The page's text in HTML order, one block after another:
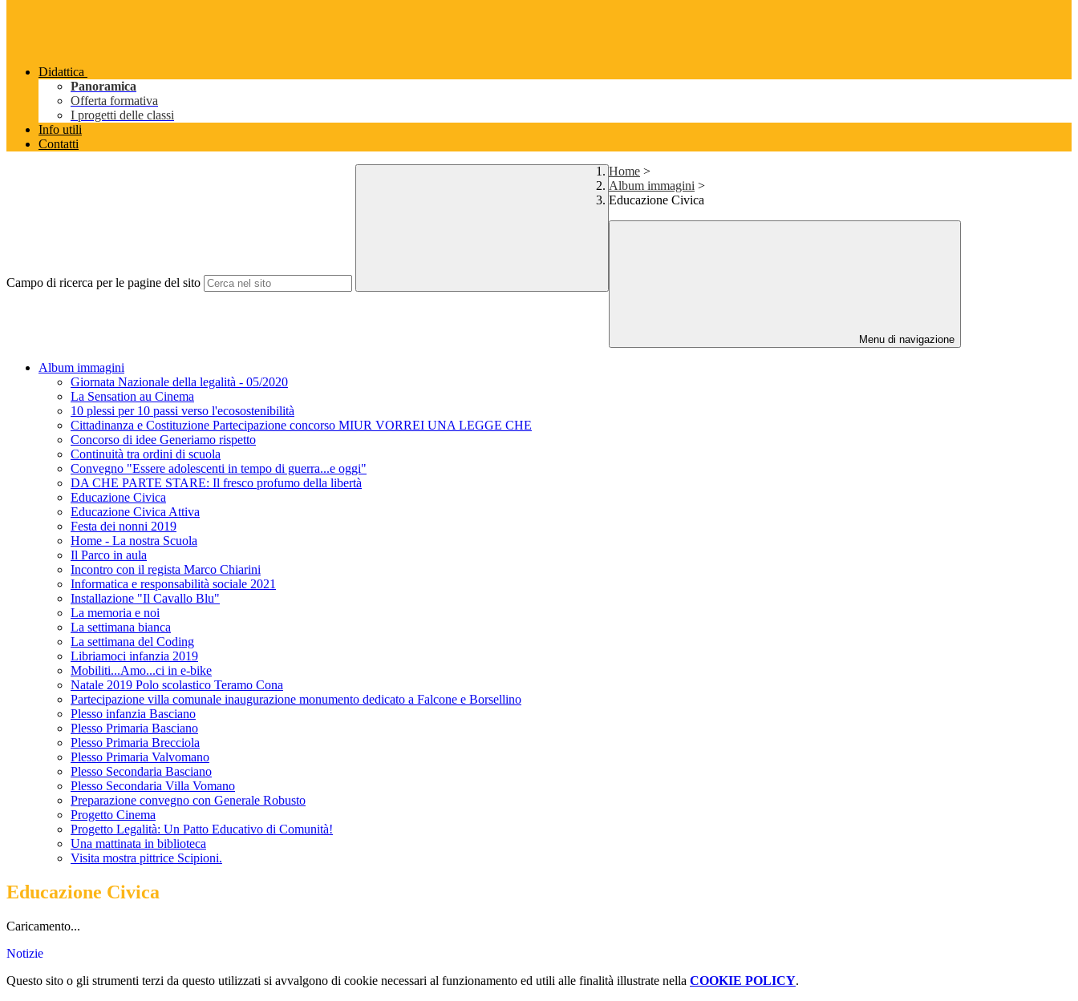
Didattica
Panoramica
Offerta formativa
I progetti delle classi
Info utili
Contatti
Campo di ricerca per le pagine del sito
Home >
Album immagini >
Educazione Civica
Menu di navigazione
Album immagini
Giornata Nazionale della legalità - 05/2020
La Sensation au Cinema
10 plessi per 10 passi verso l'ecosostenibilità
Cittadinanza e Costituzione Partecipazione concorso MIUR VORREI UNA LEGGE CHE
Concorso di idee Generiamo rispetto
Continuità tra ordini di scuola
Convegno "Essere adolescenti in tempo di guerra...e oggi"
DA CHE PARTE STARE: Il fresco profumo della libertà
Educazione Civica
Educazione Civica Attiva
Festa dei nonni 2019
Home - La nostra Scuola
Il Parco in aula
Incontro con il regista Marco Chiarini
Informatica e responsabilità sociale 2021
Installazione "Il Cavallo Blu"
La memoria e noi
La settimana bianca
La settimana del Coding
Libriamoci infanzia 2019
Mobiliti...Amo...ci in e-bike
Natale 2019 Polo scolastico Teramo Cona
Partecipazione villa comunale inaugurazione monumento dedicato a Falcone e Borsellino
Plesso infanzia Basciano
Plesso Primaria Basciano
Plesso Primaria Brecciola
Plesso Primaria Valvomano
Plesso Secondaria Basciano
Plesso Secondaria Villa Vomano
Preparazione convegno con Generale Robusto
Progetto Cinema
Progetto Legalità: Un Patto Educativo di Comunità!
Una mattinata in biblioteca
Visita mostra pittrice Scipioni.
Educazione Civica
Caricamento...
Notizie
Questo sito o gli strumenti terzi da questo utilizzati si avvalgono di cookie necessari al funzionamento ed utili alle finalità illustrate nella COOKIE POLICY.